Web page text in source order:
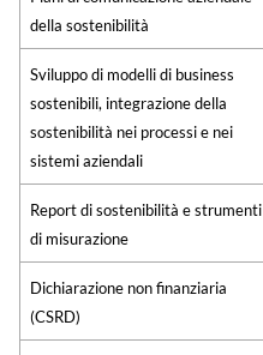
della sostenibilità
Sviluppo di modelli di business
sostenibili, integrazione della
sostenibilità nei processi e nei
sistemi aziendali
Report di sostenibilità e strumenti
di misurazione
Dichiarazione non finanziaria
(CSRD)